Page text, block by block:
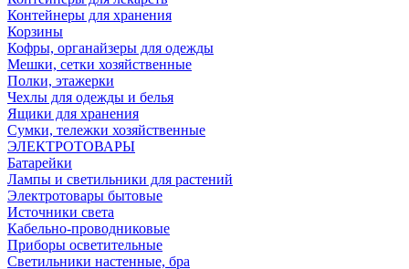
Контейнеры для хранения
Корзины
Кофры, органайзеры для одежды
Мешки, сетки хозяйственные
Полки, этажерки
Чехлы для одежды и белья
Ящики для хранения
Сумки, тележки хозяйственные
ЭЛЕКТРОТОВАРЫ
Батарейки
Лампы и светильники для растений
Электротовары бытовые
Источники света
Кабельно-проводниковые
Приборы осветительные
Светильники настенные, бра